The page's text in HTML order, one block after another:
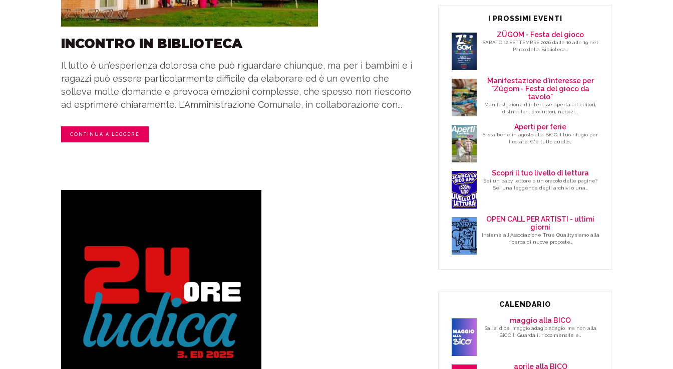
INCONTRO IN BIBLIOTECA
Il lutto è un’esperienza dolorosa che può riguardare chiunque, ma per i bambini e i
ragazzi può essere particolarmente difficile da elaborare ed è un evento che
solleva molte domande e provoca emozioni complesse, che spesso non riescono
ad esprimere chiaramente. L'Amministrazione Comunale, in collaborazione con...
CONTINUA A LEGGERE
I PROSSIMI EVENTI
ZÜGOM - Festa del gioco
SABATO 12 SETTEMBRE 2026 dalle 10 alle 19 nel
Parco della Biblioteca…
Manifestazione d'interesse per
"Zügom - Festa del gioco da
tavolo"
Manifestazione d'interesse aperta ad editori,
distributori, produttori, negozi,…
Aperti per ferie
Si sta bene in agosto alla BiCO,il tuo rifugio per
l'estate: C'è tutto quello…
Scopri il tuo livello di lettura
Sei un baby lettore o un oracolo delle pagine?
Sei una leggenda degli archivi o una…
OPEN CALL PER ARTISTI - ultimi
giorni
Insieme all'Associazione True Quality siamo alla
ricerca di nuove proposte…
CALENDARIO
maggio alla BICO
Sai, si dice, maggio adagio adagio, ma non alla
BiCO!!! Guarda il ricco mensile e…
aprile alla BICO